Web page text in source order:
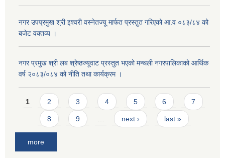
नगर उपप्रमुख श्री इश्वरी वस्नेतज्यू मार्फत प्रस्तुत गरिएको आ.व ०८३/८४ को
बजेट वक्तव्य ।
नगर प्रमुख श्री लब श्रेष्ठज्यूवाट प्रस्तुत भएको मन्थली नगरपालिकाको आर्थिक
वर्ष २०८३/०८४ को नीति तथा कार्यक्रम ।
Pages
1 2 3 4 5 6 7
8 9 next › last »
more